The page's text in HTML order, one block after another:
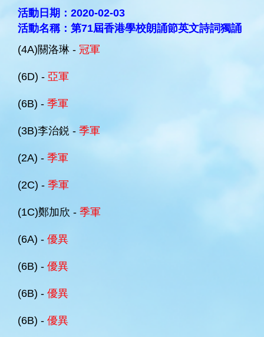
活動日期：2020-02-03
活動名稱：第71屆香港學校朗誦節英文詩詞獨誦
(4A)關洛琳 - 冠軍
(6D) - 亞軍
(6B) - 季軍
(3B)李治鋭 - 季軍
(2A) - 季軍
(2C) - 季軍
(1C)鄭加欣 - 季軍
(6A) - 優異
(6B) - 優異
(6B) - 優異
(6B) - 優異